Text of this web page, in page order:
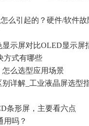
么引起的？硬件/软件故
示屏对比OLED显示屏
方式有哪些
么选型应用场景
详解_工业液晶屏选型
条形屏，主要看六点
用吗？